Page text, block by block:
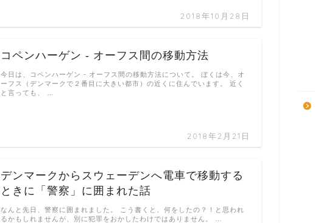
2018年10月28日
コペンハーゲン - オーフス間の移動方法
2018年2月21日
今日は、コペンハーゲン - オーフス間の移動方法について。 ぼくは今、オ
ーフス（デンマークで２番目に大きい都市）の近くに住んでいます。 近く
と言っても、 …
デンマークからスウェーデンへ電車で移動する
ときに「警察」に囲まれた話
なんと先日、警察に囲まれました。 こう書くと、何をしたの？！と思われ
るかもしれませんが、別に犯罪をおかしたわけではありません。 …